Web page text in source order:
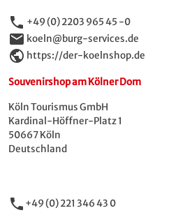
phone +49 (0) 2203 965 45 -0
email koeln@burg-services.de
public https://der-koelnshop.de
Souvenirshop am Kölner Dom
Köln Tourismus GmbH
Kardinal-Höffner-Platz 1
50667 Köln
Deutschland
phone +49 (0) 221 346 43 0